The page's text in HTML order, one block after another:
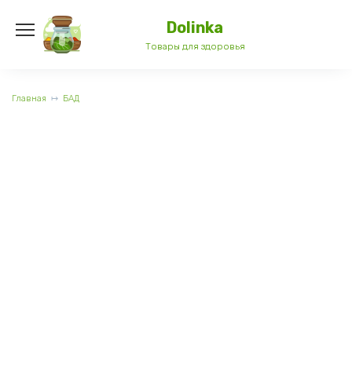
содержанию
Dolinka
Товары для здоровья
Главная БАД